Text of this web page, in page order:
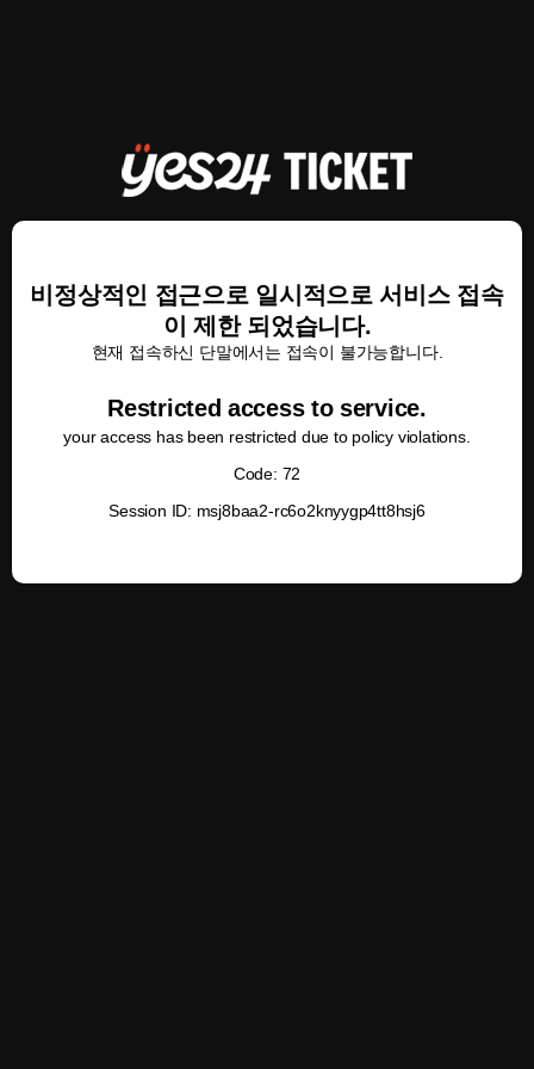
비정상적인 접근으로 일시적으로 서비스 접속
이 제한 되었습니다.
현재 접속하신 단말에서는 접속이 불가능합니다.
Restricted access to service.
your access has been restricted due to policy violations.
Code: 72
Session ID: msj8baa2-rc6o2knyygp4tt8hsj6